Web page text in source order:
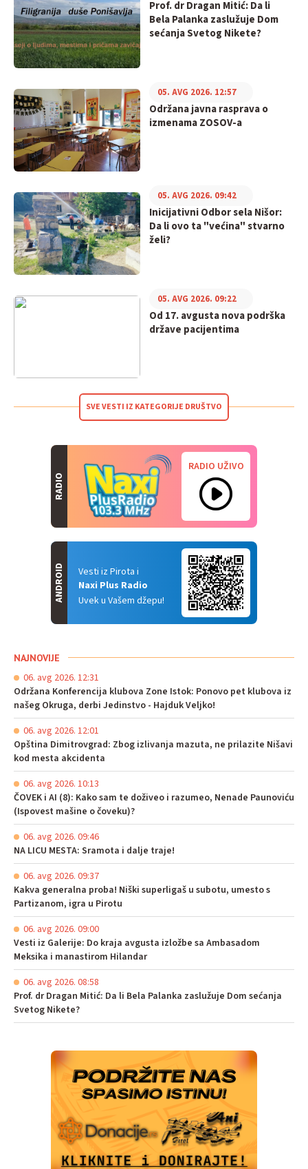
Prof. dr Dragan Mitić: Da li
Bela Palanka zaslužuje Dom
sećanja Svetog Nikete?
Održana javna rasprava o
izmenama ZOSOV-a
05. AVG 2026. 12:57
Inicijativni Odbor sela Nišor:
Da li ovo ta "većina" stvarno
želi?
05. AVG 2026. 09:42
Od 17. avgusta nova podrška
države pacijentima
05. AVG 2026. 09:22
SVE VESTI IZ KATEGORIJE DRUŠTVO
RADIO
RADIO UŽIVO
Vesti iz Pirota i
Naxi Plus Radio
Uvek u Vašem džepu!
ANDROID
NAJNOVIJE
06. avg 2026. 12:31
Održana Konferencija klubova Zone Istok: Ponovo pet klubova iz
našeg Okruga, derbi Jedinstvo - Hajduk Veljko!
06. avg 2026. 12:01
Opština Dimitrovgrad: Zbog izlivanja mazuta, ne prilazite Nišavi
kod mesta akcidenta
06. avg 2026. 10:13
ČOVEK i AI (8): Kako sam te doživeo i razumeo, Nenade Paunoviću
(Ispovest mašine o čoveku)?
06. avg 2026. 09:46
NA LICU MESTA: Sramota i dalje traje!
06. avg 2026. 09:37
Kakva generalna proba! Niški superligaš u subotu, umesto s
Partizanom, igra u Pirotu
06. avg 2026. 09:00
Vesti iz Galerije: Do kraja avgusta izložbe sa Ambasadom
Meksika i manastirom Hilandar
06. avg 2026. 08:58
Prof. dr Dragan Mitić: Da li Bela Palanka zaslužuje Dom sećanja
Svetog Nikete?